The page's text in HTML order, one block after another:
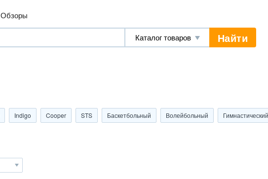
Обзоры
Найти
Indigo Cooper STS Баскетбольный Волейбольный Гимнастический